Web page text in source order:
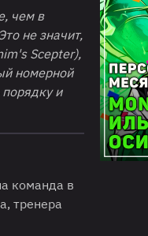
чем в
не значит,
Scepter),
номерной
и
команда в
тренера